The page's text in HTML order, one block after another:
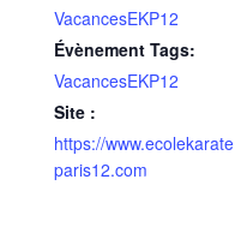
VacancesEKP12
Évènement Tags:
VacancesEKP12
Site :
https://www.ecolekarate
paris12.com